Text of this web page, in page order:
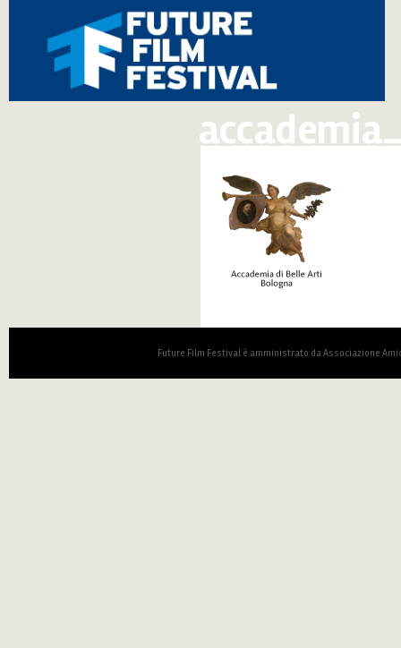
Future Film Festival è amministrato da Associazione